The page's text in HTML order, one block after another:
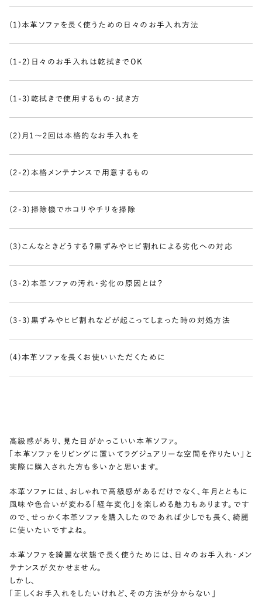
(1)本革ソファを長く使うための日々のお手入れ方法
(1-2)日々のお手入れは乾拭きでOK
(1-3)乾拭きで使用するもの・拭き方
(2)月1〜2回は本格的なお手入れを
(2-2)本格メンテナンスで用意するもの
(2-3)掃除機でホコリやチリを掃除
(3)こんなときどうする？黒ずみやヒビ割れによる劣化への対応
(3-2)本革ソファの汚れ・劣化の原因とは？
(3-3)黒ずみやヒビ割れなどが起こってしまった時の対処方法
(4)本革ソファを長くお使いいただくために
高級感があり、見た目がかっこいい本革ソファ。
「本革ソファをリビングに置いてラグジュアリーな空間を作りたい」と
実際に購入された方も多いかと思います。
本革ソファには、おしゃれで高級感があるだけでなく、年月とともに
風味や色合いが変わる「経年変化」を楽しめる魅力もあります。です
ので、せっかく本革ソファを購入したのであれば少しでも長く、綺麗
に使いたいですよね。
本革ソファを綺麗な状態で長く使うためには、日々のお手入れ・メン
テナンスが欠かせません。
しかし、
「正しくお手入れをしたいけれど、その方法が分からない」